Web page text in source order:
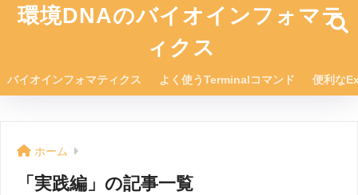
環境DNAのバイオインフォマテ
ィクス
バイオインフォマティクス よく使うTerminalコマンド 便利な
ホーム
「実践編」の記事一覧